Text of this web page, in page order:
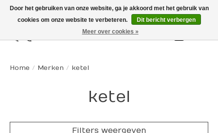
Home / Merken / ketel
ketel
Filters weergeven
Door het gebruiken van onze website, ga je akkoord met het gebruik van
cookies om onze website te verbeteren.
Dit bericht verbergen
Meer over cookies »